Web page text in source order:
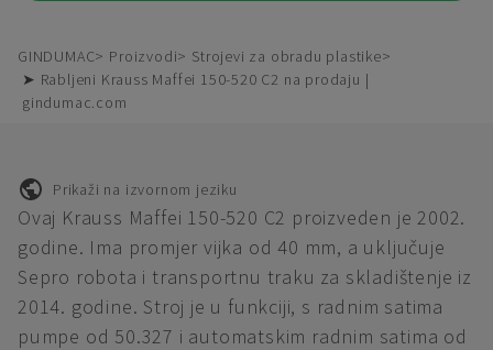
GINDUMAC Proizvodi
Strojevi za obradu plastike
➤ Rabljeni Krauss Maffei 150-520 C2 na prodaju |
gindumac.com
Prikaži na izvornom jeziku
Ovaj Krauss Maffei 150-520 C2 proizveden je 2002.
godine. Ima promjer vijka od 40 mm, a uključuje
Sepro robota i transportnu traku za skladištenje iz
2014. godine. Stroj je u funkciji, s radnim satima
pumpe od 50.327 i automatskim radnim satima od